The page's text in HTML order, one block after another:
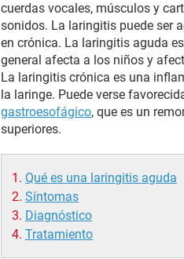
cuerdas vocales, músculos y
sonidos. La laringitis puede ser
en crónica. La laringitis aguda
general afecta a los niños y
La laringitis crónica es una
la laringe. Puede verse
gastroesofágico, que es un
superiores.
Qué es una laringitis aguda
Síntomas
Diagnóstico
Tratamiento